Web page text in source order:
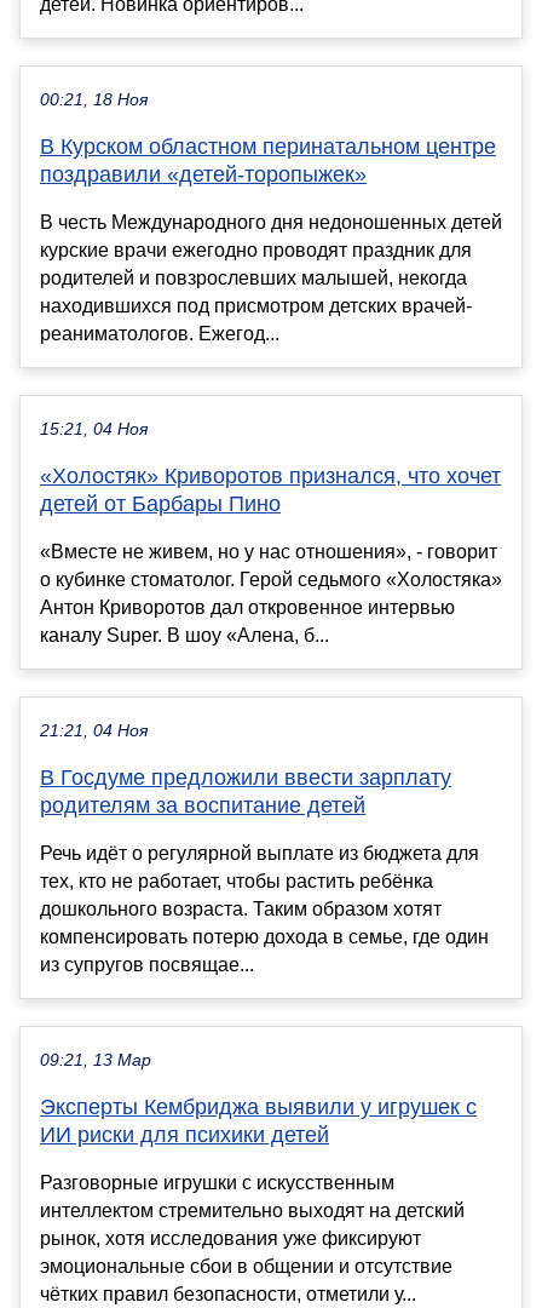
детей. Новинка ориентиров...
00:21, 18 Ноя
В Курском областном перинатальном центре
поздравили «детей-торопыжек»
В честь Международного дня недоношенных детей
курские врачи ежегодно проводят праздник для
родителей и повзрослевших малышей, некогда
находившихся под присмотром детских врачей-
реаниматологов. Ежегод...
15:21, 04 Ноя
«Холостяк» Криворотов признался, что хочет
детей от Барбары Пино
«Вместе не живем, но у нас отношения», - говорит
о кубинке стоматолог. Герой седьмого «Холостяка»
Антон Криворотов дал откровенное интервью
каналу Super. В шоу «Алена, б...
21:21, 04 Ноя
В Госдуме предложили ввести зарплату
родителям за воспитание детей
Речь идёт о регулярной выплате из бюджета для
тех, кто не работает, чтобы растить ребёнка
дошкольного возраста. Таким образом хотят
компенсировать потерю дохода в семье, где один
из супругов посвящае...
09:21, 13 Мар
Эксперты Кембриджа выявили у игрушек с
ИИ риски для психики детей
Разговорные игрушки с искусственным
интеллектом стремительно выходят на детский
рынок, хотя исследования уже фиксируют
эмоциональные сбои в общении и отсутствие
чётких правил безопасности, отметили у...